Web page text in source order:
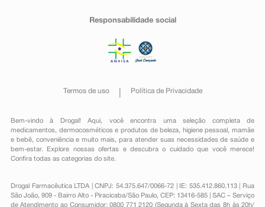
Responsabilidade social
Termos de uso Política de Privacidade
Bem-vindo à Drogal! Aqui, você encontra uma seleção completa de
medicamentos , dermocosméticos e produtos de beleza, higiene pessoal ,mamãe
e bebê, conveniênciae muito mais, para atender suas necessidades de saúde e
bem-estar. Explore nossas ofertas e descubra o cuidado que você merece!
Confira todas as categorias do site.
Drogal Farmacêutica LTDA | CNPJ: 54.375.647/0066-72 | IE: 535.412.860.113 | Rua
São João, 909 - Bairro Alto - Piracicaba/São Paulo, CEP: 13416-585 | SAC – Serviço
de Atendimento ao Consumidor: 0800 771 2120 (Segunda à Sexta das 8h às 20h/